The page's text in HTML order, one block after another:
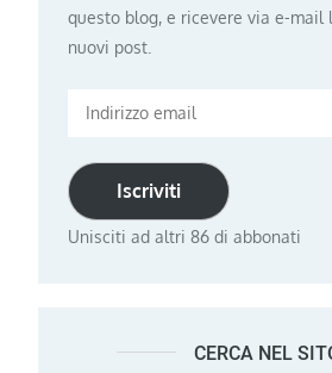
questo blog, e ricevere via e-mail
nuovi post.
Indirizzo
Iscriviti
Unisciti ad altri 86 di abbonati
CERCA NEL